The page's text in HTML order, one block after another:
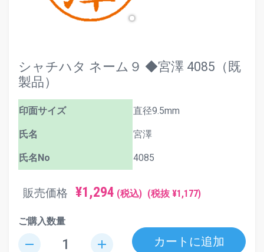
シャチハタ ネーム９ ◆宮澤 4085（既
製品）
印面サイズ 直径9.5mm
氏名 宮澤
氏名No 4085
販売価格 ¥1,294 (税込) (税抜 ¥1,177)
ご購入数量
remove add カートに追加